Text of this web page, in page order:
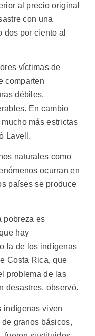
al precio original
con una
por ciento al
víctimas de
comparten
débiles,
En cambio
más estrictas
Lavell.
naturales como
ocurran en
países se produce
pobreza es
hay
la de los indígenas
Costa Rica, que
problema de las
desastres, observó.
indígenas viven
granos básicos,